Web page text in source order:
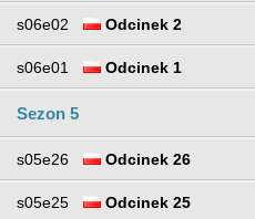
s06e02 Odcinek 2
s06e01 Odcinek 1
Sezon 5
s05e26 Odcinek 26
s05e25 Odcinek 25